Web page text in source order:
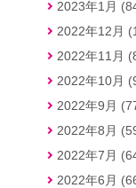
2023年1月
2022年12月
2022年11月
2022年10月
2022年9月
2022年8月
2022年7月
2022年6月